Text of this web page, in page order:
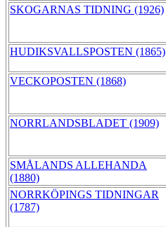
SKOGARNAS TIDNING (1926)
HUDIKSVALLSPOSTEN (1865)
VECKOPOSTEN (1868)
NORRLANDSBLADET (1909)
SMÅLANDS ALLEHANDA
(1880)
NORRKÖPINGS TIDNINGAR
(1787)